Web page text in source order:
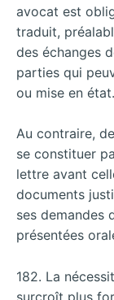
avocat est
traduit,
des échanges
parties qui
ou mise en état.
Au contraire,
se constituer
lettre avant
documents
ses demandes
présentées
182. La
surcroît plus